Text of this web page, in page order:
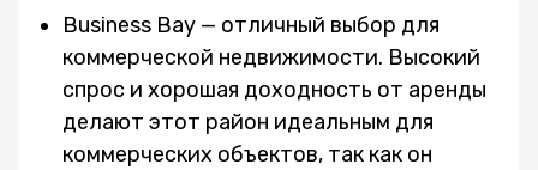
Business Bay — отличный выбор для
коммерческой недвижимости. Высокий
спрос и хорошая доходность от аренды
делают этот район идеальным для
коммерческих объектов, так как он